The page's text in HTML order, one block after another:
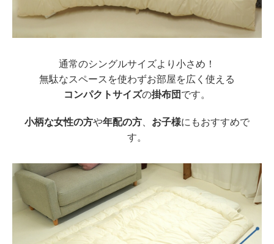
通常のシングルサイズより小さめ！
無駄なスペースを使わずお部屋を広く使える
コンパクトサイズの掛布団 です。
小柄な女性の方や年配の方、 お子様にもおすすめで
す。